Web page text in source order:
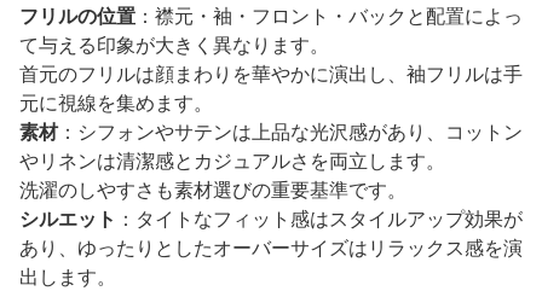
フリルの位置 ：襟元・袖・フロント・バックと配置によっ
て与える印象が大きく異なります。
首元のフリルは顔まわりを華やかに演出し、袖フリルは手
元に視線を集めます。
素材：シフォンやサテンは上品な光沢感があり、コットン
やリネンは清潔感とカジュアルさを両立します。
洗濯のしやすさも素材選びの重要基準です。
シルエット ：タイトなフィット感はスタイルアップ効果が
あり、ゆったりとしたオーバーサイズはリラックス感を演
出します。